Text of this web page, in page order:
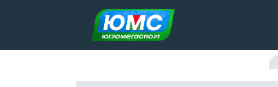
Перейти к содержанию